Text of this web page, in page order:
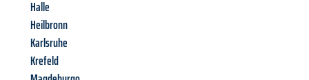
Halle
Heilbronn
Karlsruhe
Krefeld